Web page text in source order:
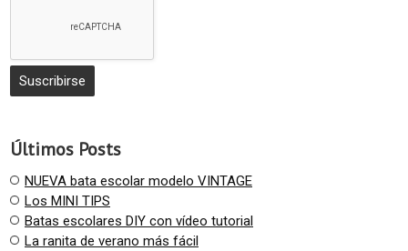
Últimos Posts
NUEVA bata escolar modelo VINTAGE
Los MINI TIPS
Batas escolares DIY con vídeo tutorial
La ranita de verano más fácil